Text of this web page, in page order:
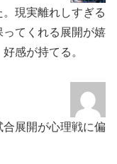
現実離れしすぎる
てくれる展開が嬉
感が持てる。
展開が心理戦に偏